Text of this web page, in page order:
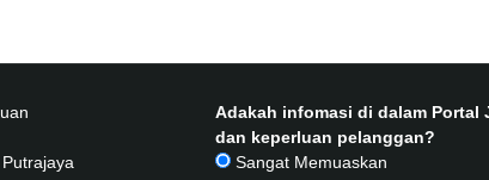
Adakah infomasi di dalam Portal
dan keperluan pelanggan?
Sangat Memuaskan